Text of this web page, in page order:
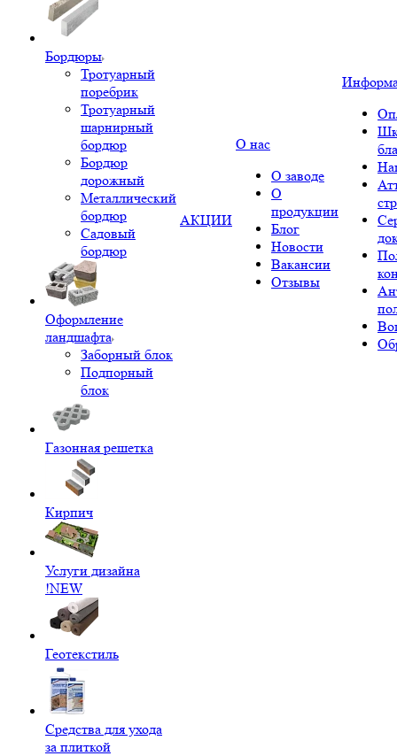
Бордюры
Тротуарный
поребрик
Тротуарный
шарнирный
бордюр
Бордюр
дорожный
Металлический
бордюр
Садовый
бордюр
Оформление
ландшафта
Заборный блок
Подпорный
блок
Газонная решетка
Кирпич
Услуги дизайна
!NEW
Геотекстиль
Средства для ухода
за плиткой
АКЦИИ
О нас
О заводе
О
продукции
Блог
Новости
Вакансии
Отзывы